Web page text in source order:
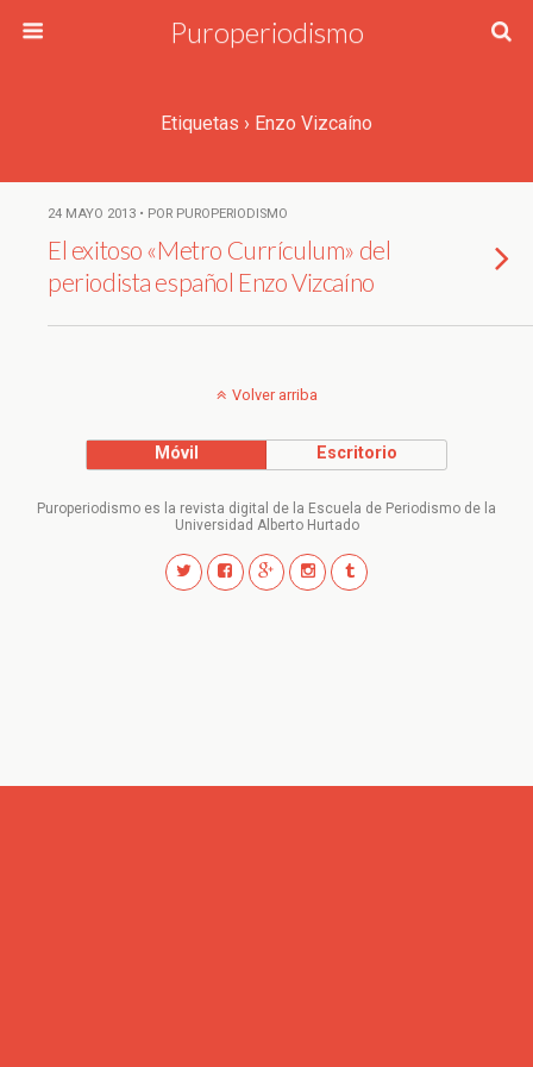
Puroperiodismo
Etiquetas › Enzo Vizcaíno
24 MAYO 2013 • POR PUROPERIODISMO
El exitoso «Metro Currículum» del
periodista español Enzo Vizcaíno
Volver arriba
Móvil Escritorio
Puroperiodismo es la revista digital de la Escuela de Periodismo de la
Universidad Alberto Hurtado